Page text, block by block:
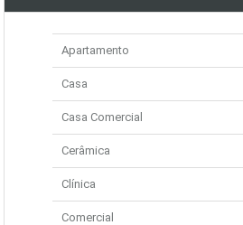
Apartamento
Casa
Casa Comercial
Cerâmica
Clínica
Comercial